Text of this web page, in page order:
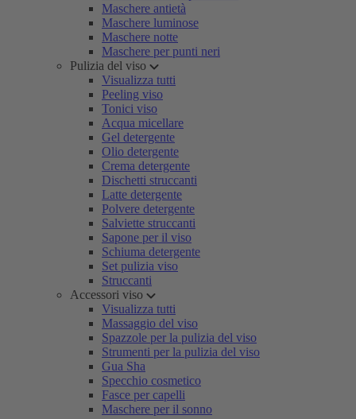
Maschere antietà
Maschere luminose
Maschere notte
Maschere per punti neri
Pulizia del viso
Visualizza tutti
Peeling viso
Tonici viso
Acqua micellare
Gel detergente
Olio detergente
Crema detergente
Dischetti struccanti
Latte detergente
Polvere detergente
Salviette struccanti
Sapone per il viso
Schiuma detergente
Set pulizia viso
Struccanti
Accessori viso
Visualizza tutti
Massaggio del viso
Spazzole per la pulizia del viso
Strumenti per la pulizia del viso
Gua Sha
Specchio cosmetico
Fasce per capelli
Maschere per il sonno